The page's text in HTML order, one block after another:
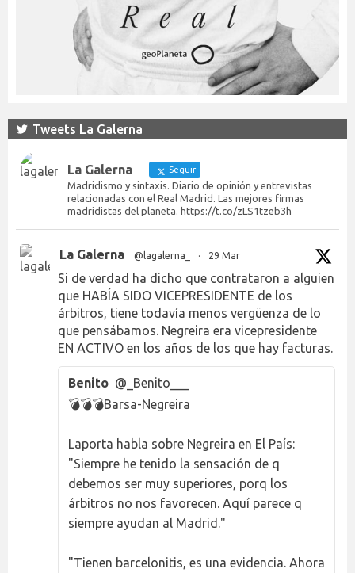
Tweets La Galerna
La Galerna Seguir
Madridismo y sintaxis. Diario de opinión y entrevistas
relacionadas con el Real Madrid. Las mejores firmas
madridistas del planeta. https://t.co/zLS1tzeb3h
La Galerna @lagalerna_ · 29 Mar
Si de verdad ha dicho que contrataron a alguien
que HABÍA SIDO VICEPRESIDENTE de los
árbitros, tiene todavía menos vergüenza de lo
que pensábamos. Negreira era vicepresidente
EN ACTIVO en los años de los que hay facturas.
Benito @_Benito___
💣💣💣Barsa-Negreira
Laporta habla sobre Negreira en El País:
"Siempre he tenido la sensación de q
debemos ser muy superiores, porq los
árbitros no nos favorecen. Aquí parece q
siempre ayudan al Madrid."
"Tienen barcelonitis, es una evidencia. Ahora